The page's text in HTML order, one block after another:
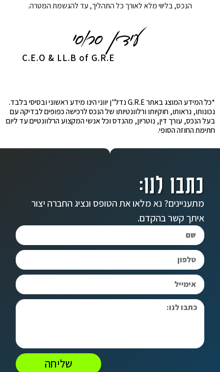
הנכס, בליווי מלא לאורך כל התהליך, עד להגשמת המטרה.
C.E.O & LL.B of G.R.E
*כל המידע המוצג באתר G.R.E נדל"ן יווני הינו מידע ראשוני ובסיסי בלבד.
נכונותו, נראותו, חוקיותו ורלוונטיותו של הנכס לרכישה כפופים לבדיקה עם
בעל הנכס, עורך דין, נוטריון, מהנדס וכל אנשי המקצוע הרלוונטיים עד ליום
חתימת החוזה הסופי.
כתבו לנו:
מתעניינים? נא מלאו את הטופס ונציג החברה יצור
איתך קשר בהקדם.
שליחה